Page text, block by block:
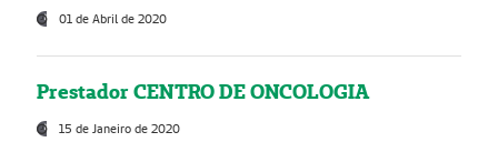
01 de Abril de 2020
Prestador CENTRO DE ONCOLOGIA
15 de Janeiro de 2020